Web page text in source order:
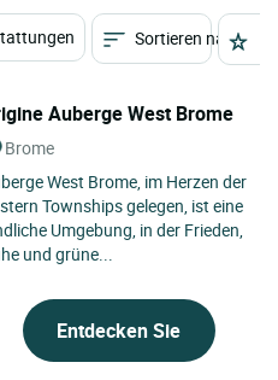
Sortieren nach
Auberge West Brome
Brome
West Brome, im Herzen der
Townships gelegen, ist eine
Umgebung, in der Frieden,
und grüne...
Entdecken Sie